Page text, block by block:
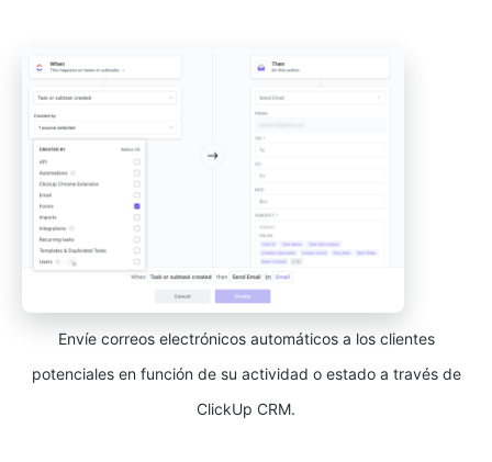
Envíe correos electrónicos automáticos a los clientes
potenciales en función de su actividad o estado a través de
ClickUp CRM.